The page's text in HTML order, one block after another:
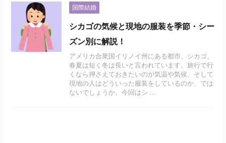
国際結婚
シカゴの気候と現地の服装を季節・シー
ズン別に解説！
アメリカ合衆国イリノイ州にある都市、シカゴ。
春夏は短く冬は長いと言われています。旅行で行
くなら押さえておきたいのが気温や気候、そして
現地の人はどういった服装をしているのか、では
ないでしょうか。今回はシ ...